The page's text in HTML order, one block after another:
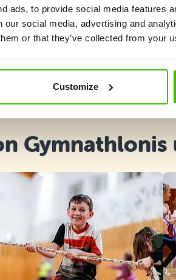
ads, to provide social media features
our social media, advertising and
or that they’ve collected from your
Customize
Gymnathlonis